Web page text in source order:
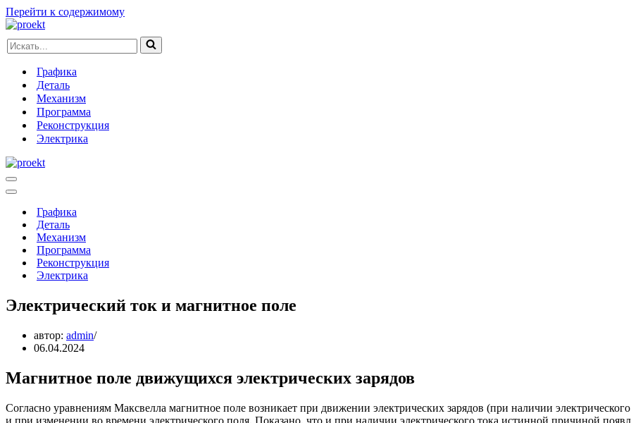
Перейти к содержимому
Искать...
Графика
Деталь
Механизм
Программа
Реконструкция
Электрика
Меню
навигации
Меню
навигацииГрафика
Деталь
Механизм
Программа
Реконструкция
Электрика
Электрический ток и магнитное поле
автор: admin
06.04.2024
Магнитное поле движущихся электрических зарядов
Согласно уравнениям Максвелла магнитное поле возникает при движении электрических зарядов (при наличии
и при изменении во времени электрического поля. Показано, что и при наличии электрического тока истинной причиной